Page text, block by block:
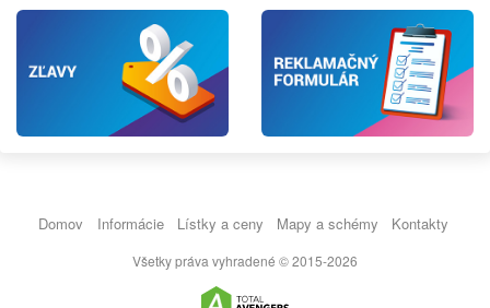
Domov Informácie Lístky a ceny Mapy a schémy Kontakty
Všetky práva vyhradené © 2015-2026